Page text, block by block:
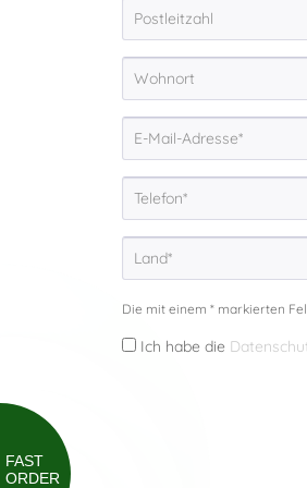
FAST
ORDER
Die mit einem * markierten
Ich habe die